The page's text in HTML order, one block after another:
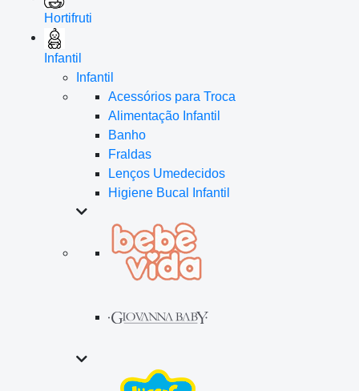
Hortifruti
Infantil
Infantil
Acessórios para Troca
Alimentação Infantil
Banho
Fraldas
Lenços Umedecidos
Higiene Bucal Infantil